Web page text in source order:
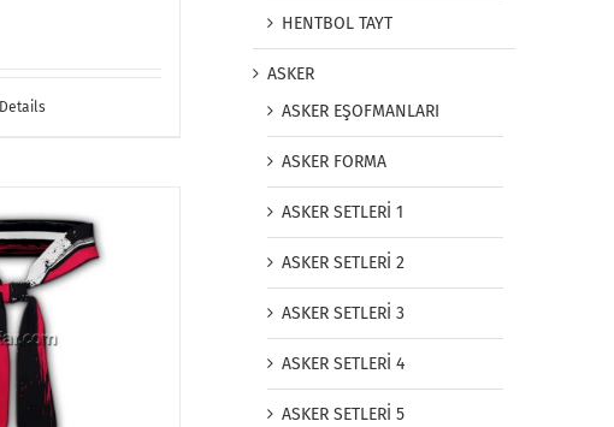
Details
HENTBOL TAYT
ASKER
ASKER EŞOFMANLARI
ASKER FORMA
ASKER SETLERİ 1
ASKER SETLERİ 2
ASKER SETLERİ 3
ASKER SETLERİ 4
ASKER SETLERİ 5